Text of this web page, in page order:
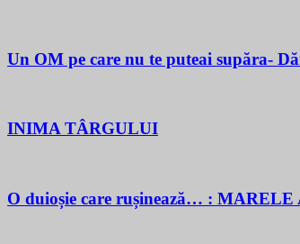
Un OM pe care nu te puteai supăra-
INIMA TÂRGULUI
O duioșie care rușinează… : MARELE